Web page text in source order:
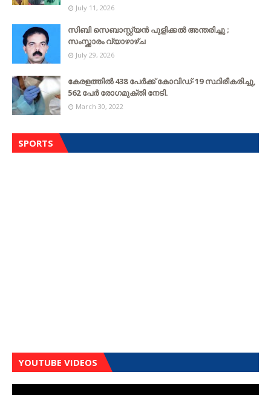
July 11, 2026
സിബി സെബാസ്റ്റ്യന്‍ പുളിക്കല്‍ അന്തരിച്ചു ;
സംസ്ക്കാരം വ്യാഴാഴ്ച
July 29, 2026
കേരളത്തില്‍ 438 പേര്‍ക്ക് കോവിഡ്-19 സ്ഥിരീകരിച്ചു,
562 പേര്‍ രോഗമുക്തി നേടി.
March 30, 2022
SPORTS
YOUTUBE VIDEOS